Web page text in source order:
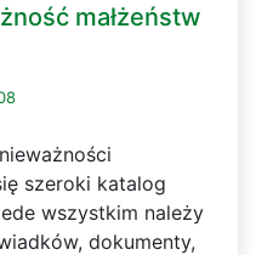
małżeństw
szeroki katalog
wszystkim należy
dokumenty,